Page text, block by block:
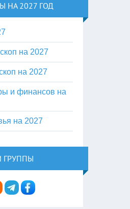
НА 2027 ГОД
на 2027
на 2027
и финансов на
на 2027
ГРУППЫ